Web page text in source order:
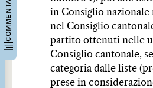
COMMENTARI
in Consiglio nazionale
nel Consiglio
partito ottenuti nelle
Consiglio cantonale,
categoria dalle liste
prese in